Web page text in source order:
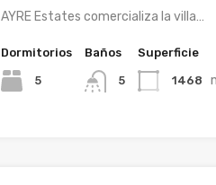
AYRE Estates comercializa la villa…
Dormitorios
5
Baños
5
Superficie
1468